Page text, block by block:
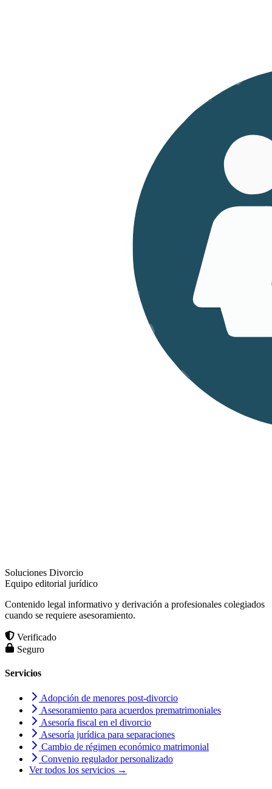
Soluciones Divorcio
Equipo editorial jurídico
Contenido legal informativo y derivación a profesionales colegiados
cuando se requiere asesoramiento.
Verificado
Seguro
Servicios
Adopción de menores post-divorcio
Asesoramiento para acuerdos prematrimoniales
Asesoría fiscal en el divorcio
Asesoría jurídica para separaciones
Cambio de régimen económico matrimonial
Convenio regulador personalizado
Ver todos los servicios →